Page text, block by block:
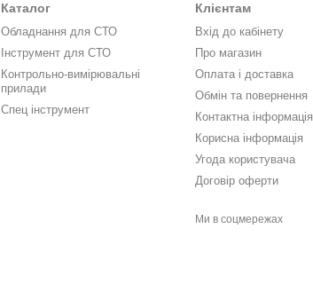
Каталог
Обладнання для СТО
Інструмент для СТО
Контрольно-вимірювальні
прилади
Спец інструмент
Клієнтам
Вхід до кабінету
Про магазин
Оплата і доставка
Обмін та повернення
Контактна інформація
Корисна інформація
Угода користувача
Договір оферти
Ми в соцмережах